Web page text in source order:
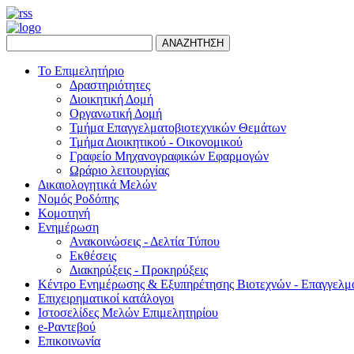
ΑΝΑΖΗΤΗΣΗ
Το Επιμελητήριο
Δραστηριότητες
Διοικητική Δομή
Οργανωτική Δομή
Τμήμα Επαγγελματοβιοτεχνικών Θεμάτων
Τμήμα Διοικητικού - Οικονομικού
Γραφείο Μηχανογραφικών Εφαρμογών
Ωράριο λειτουργίας
Δικαιολογητικά Μελών
Νομός Ροδόπης
Κομοτηνή
Ενημέρωση
Ανακοινώσεις - Δελτία Τύπου
Εκθέσεις
Διακηρύξεις - Προκηρύξεις
Κέντρο Ενημέρωσης & Εξυπηρέτησης Βιοτεχνών -
Επιχειρηματικοί κατάλογοι
Ιστοσελίδες Μελών Επιμελητηρίου
e-Ραντεβού
Επικοινωνία